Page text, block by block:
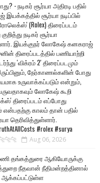
- நடிகர் சூர்யா அதிரடி பதில்
சூர்யா நடிப்பில்
(Rolex) திரைப்படம்
நடிகர் சூர்யா
இயக்குநர் லோகேஷ் கனகராஜ்
திரைப்படத்தில் பணியாற்றி
'விக்ரம் 2' திரைப்படமும்
நேர்காணல்களின் போது
உருவாக்கப்படும் என்றும்,
லோகேஷ் கூறி
திரைப்படம் எப்போது
என்பதற்கு காலம் தான் பதில்
தெரிவித்துள்ளார்.
#rolex #surya
Aug 06, 2026
தங்கத்துரை ஆகியோருக்கு
நீதவான் நீதிமன்றத்தினால்
ஆக்கப்பட்டுள்ள